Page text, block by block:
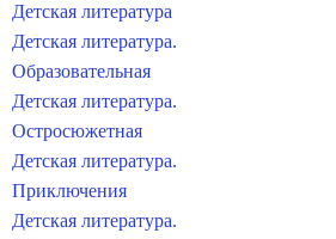
Детская литература
Детская литература.
Образовательная
Детская литература.
Остросюжетная
Детская литература.
Приключения
Детская литература.